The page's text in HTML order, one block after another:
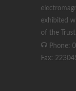
exhibited
of the Trust.
Phone:
Fax: